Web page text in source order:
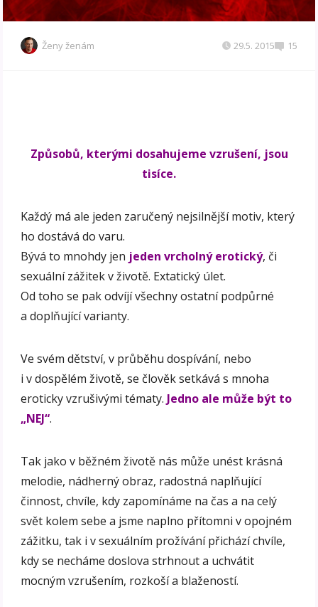
Ženy ženám 29.5. 2015 15
Způsobů, kterými dosahujeme vzrušení, jsou
tisíce.
Každý má ale jeden zaručený nejsilnější motiv, který
ho dostává do varu.
Bývá to mnohdy jen jeden vrcholný erotický, či
sexuální zážitek v životě. Extatický úlet.
Od toho se pak odvíjí všechny ostatní podpůrné
a doplňující varianty.
Ve svém dětství, v průběhu dospívání, nebo
i v dospělém životě, se člověk setkává s mnoha
eroticky vzrušivými tématy.Jedno ale může být to
„NEJ“.
Tak jako v běžném životě nás může unést krásná
melodie, nádherný obraz, radostná naplňující
činnost, chvíle, kdy zapomínáme na čas a na celý
svět kolem sebe a jsme naplno přítomni v opojném
zážitku, tak i v sexuálním prožívání přichází chvíle,
kdy se necháme doslova strhnout a uchvátit
mocným vzrušením, rozkoší a blažeností.